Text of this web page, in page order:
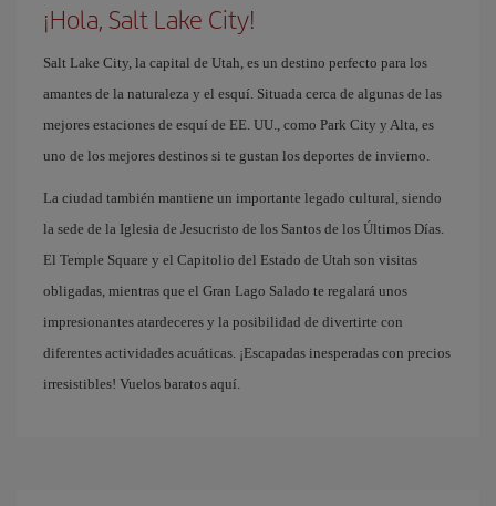
¡Hola, Salt Lake City!
Salt Lake City, la capital de Utah, es un destino perfecto para los
amantes de la naturaleza y el esquí. Situada cerca de algunas de las
mejores estaciones de esquí de EE. UU., como Park City y Alta, es
uno de los mejores destinos si te gustan los deportes de invierno.
La ciudad también mantiene un importante legado cultural, siendo
la sede de la Iglesia de Jesucristo de los Santos de los Últimos Días.
El Temple Square y el Capitolio del Estado de Utah son visitas
obligadas, mientras que el Gran Lago Salado te regalará unos
impresionantes atardeceres y la posibilidad de divertirte con
diferentes actividades acuáticas. ¡Escapadas inesperadas con precios
irresistibles! Vuelos baratos aquí.